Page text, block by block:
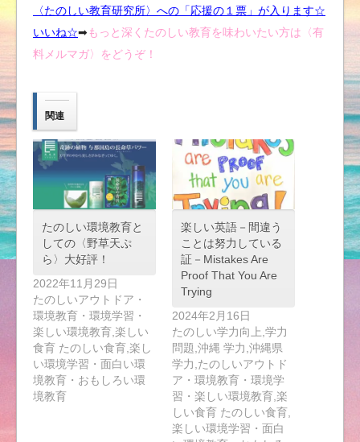
〈たのしい教育研究所〉への「応援の１票」が入ります☆
いいね☆➡︎もっと深くたのしい教育を味わいたい方は〈有
料メルマガ〉をどうぞ！
関連
たのしい環境教育と
しての〈野草天ぷ
ら〉大好評！
2022年11月29日
たのしいアウトドア・
環境教育・環境学習・
楽しい環境教育,楽しい
食育 たのしい食育,楽し
い環境学習・面白い環
境教育・おもしろい環
境教育
楽しい英語－間違う
ことは努力している
証－Mistakes Are
Proof That You Are
Trying
2024年2月16日
たのしい学力向上,学力
問題,沖縄 学力,沖縄県
学力,たのしいアウトド
ア・環境教育・環境学
習・楽しい環境教育,楽
しい食育 たのしい食育,
楽しい環境学習・面白